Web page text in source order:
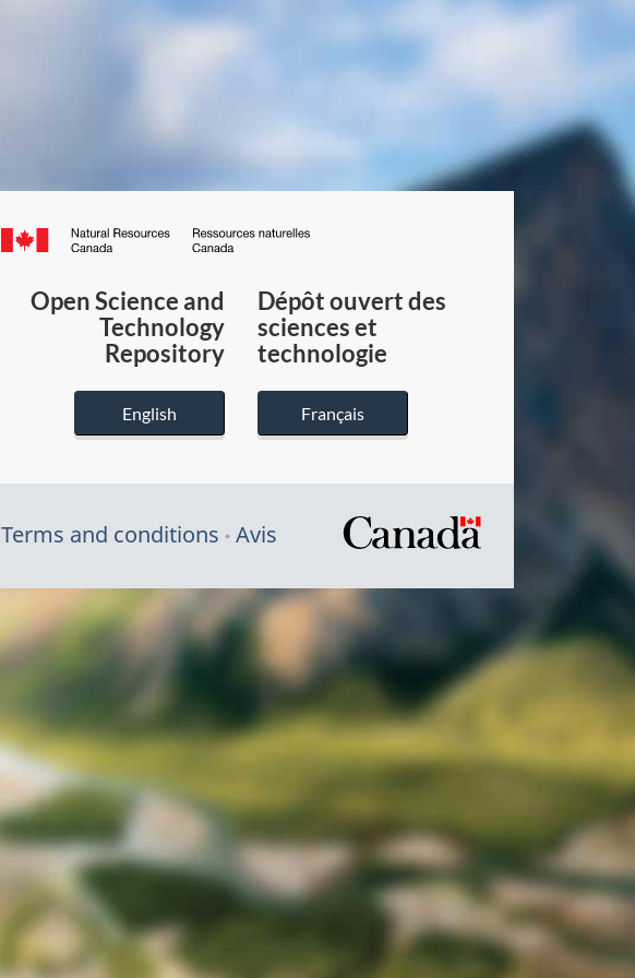
Canada.ca
du
Canada
Open Science and
Technology
Repository
English
Dépôt ouvert des
sciences et
technologie
Français
Terms and conditions Avis
/
gouvernement
du